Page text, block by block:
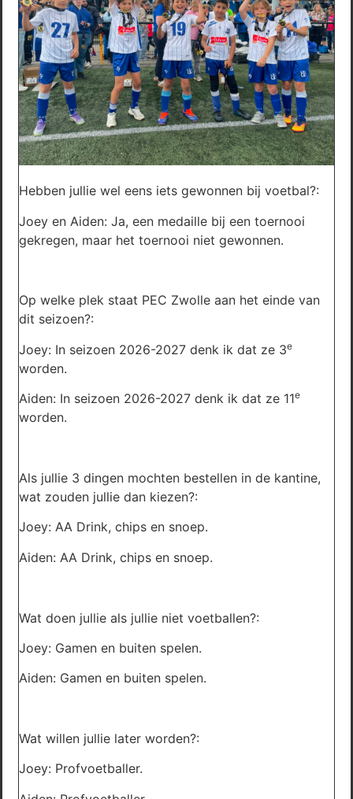
Hebben jullie wel eens iets gewonnen bij voetbal?:
Joey en Aiden: Ja, een medaille bij een toernooi
gekregen, maar het toernooi niet gewonnen.
Op welke plek staat PEC Zwolle aan het einde van
dit seizoen?:
Joey: In seizoen 2026-2027 denk ik dat ze 3e
worden.
Aiden: In seizoen 2026-2027 denk ik dat ze 11e
worden.
Als jullie 3 dingen mochten bestellen in de kantine,
wat zouden jullie dan kiezen?:
Joey: AA Drink, chips en snoep.
Aiden: AA Drink, chips en snoep.
Wat doen jullie als jullie niet voetballen?:
Joey: Gamen en buiten spelen.
Aiden: Gamen en buiten spelen.
Wat willen jullie later worden?:
Joey: Profvoetballer.